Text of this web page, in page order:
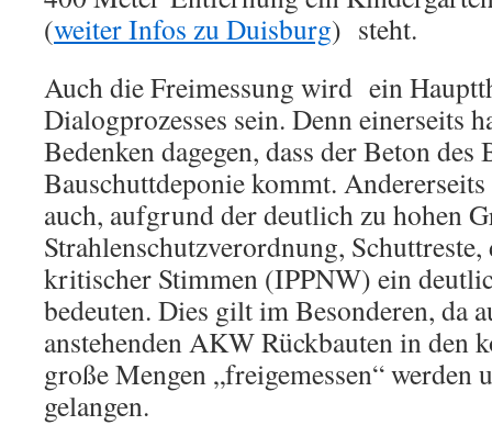
(weiter Infos zu Duisburg) steht.
Auch die Freimessung wird ein
Dialogprozesses sein. Denn einerseits
Bedenken dagegen, dass der Beton des
Bauschuttdeponie kommt.
auch, aufgrund der deutlich zu hohen
Strahlenschutzverordnung,
kritischer Stimmen (IPPNW) ein
bedeuten. Dies gilt im Besonderen, da
anstehenden AKW Rückbauten in den
große Mengen „freigemessen“ werden
gelangen.